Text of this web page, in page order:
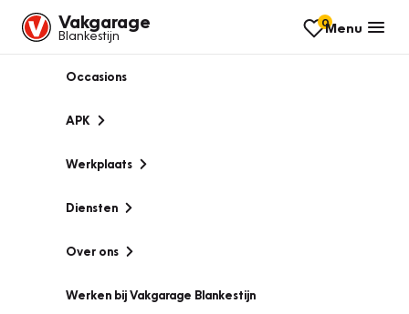
Vakgarage
Blankestijn
0Menu
Occasions
APK
Werkplaats
Diensten
Over ons
Werken bij Vakgarage Blankestijn